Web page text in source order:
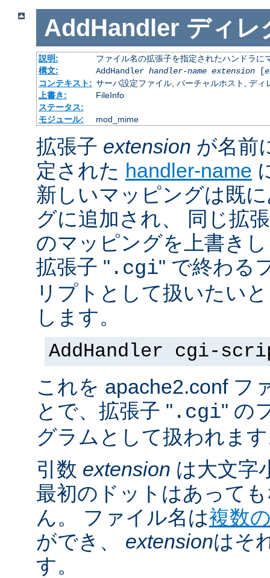
AddHandler ディレ
説明:
ファイル名の拡張子を指定されたハンドラに
構文:
AddHandler handler-name extension[
コンテキスト: サーバ設定ファイル, バーチャルホスト, ディ
上書き:
FileInfo
ステータス:
モジュール:
mod_mime
拡張子 extension が名前
定された handler-name
新しいマッピングは既
グに追加され、 同じ拡
のマッピングを上書き
拡張子 " .cgi" で終わる
リプトとして扱いたい
します。
AddHandler cgi-
これを apache2.conf フ
とで、拡張子 " .cgi" の
グラムとして扱われま
引数 extension は大文字
最初のドットはあって
ん。 ファイル名は複数
ができ、 extensionはそ
す。